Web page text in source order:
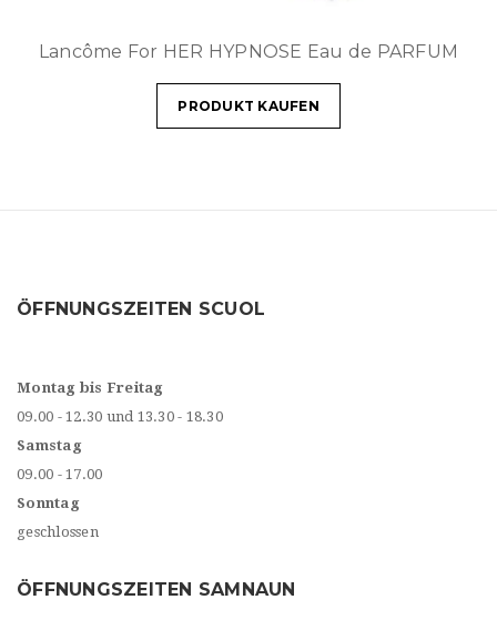
Lancôme For HER HYPNOSE Eau de PARFUM
PRODUKT KAUFEN
ÖFFNUNGSZEITEN SCUOL
Montag bis Freitag
09.00 - 12.30 und 13.30 - 18.30
Samstag
09.00 - 17.00
Sonntag
geschlossen
ÖFFNUNGSZEITEN SAMNAUN